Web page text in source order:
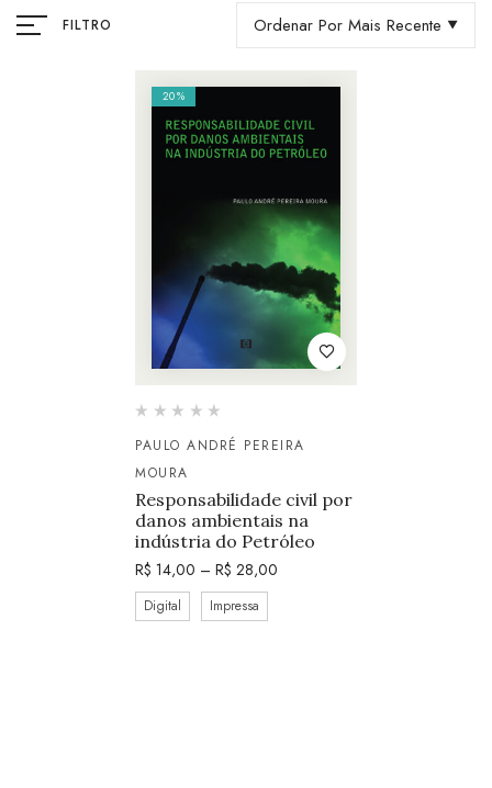
FILTRO Ordenar Por Mais Recente
20%
PAULO ANDRÉ PEREIRA
MOURA
Responsabilidade civil por
danos ambientais na
indústria do Petróleo
R$ 14,00 – R$ 28,00
Digital Impressa